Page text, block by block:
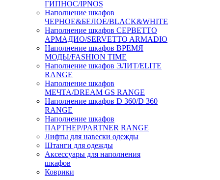
ГИПНОС/IPNOS
Наполнение шкафов
ЧЕРНОЕ&БЕЛОЕ/BLACK&WHITE
Наполнение шкафов СЕРВЕТТО
АРМАДИО/SERVETTO ARMADIO
Наполнение шкафов ВРЕМЯ
МОДЫ/FASHION TIME
Наполнение шкафов ЭЛИТ/ELITE
RANGE
Наполнение шкафов
МЕЧТА/DREAM GS RANGE
Наполнение шкафов D 360/D 360
RANGE
Наполнение шкафов
ПАРТНЕР/PARTNER RANGE
Лифты для навески одежды
Штанги для одежды
Аксессуары для наполнения
шкафов
Коврики